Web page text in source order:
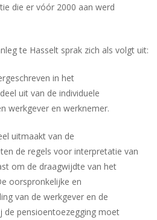
die er vóór 2000 aan werd
te Hasselt sprak zich als volgt uit:
in het
uit van de individuele
werkgever en werknemer.
uitmaakt van de
de regels voor interpretatie van
om de draagwijdte van het
oorspronkelijke en
van de werkgever en de
de pensioentoezegging moet